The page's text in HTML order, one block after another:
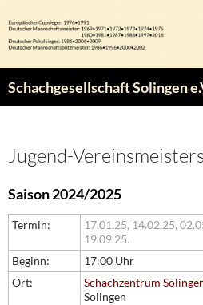
Inhalt
springen
Schachgesellschaft Solingen
Jugend-
Saison 2024/2025
Termin: 17.01.25, 14.02.25,
19.09.25.
Beginn:
17:00 Uhr
Ort:
Schachzentrum
Solingen